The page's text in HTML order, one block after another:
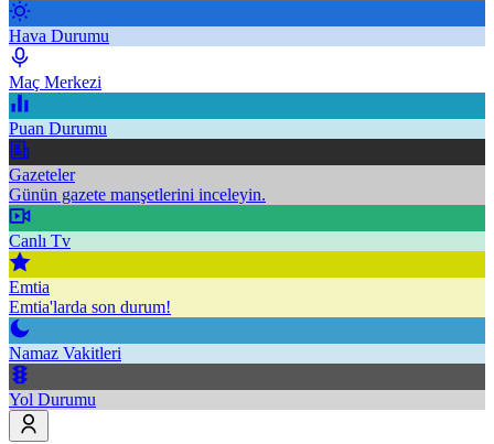
Hava Durumu
Maç Merkezi
Puan Durumu
Gazeteler
Günün gazete manşetlerini inceleyin.
Canlı Tv
Emtia
Emtia'larda son durum!
Namaz Vakitleri
Yol Durumu